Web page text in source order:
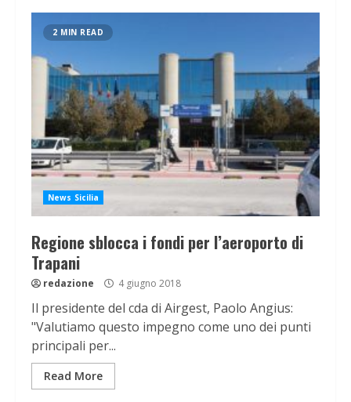
2 MIN READ
News Sicilia
Regione sblocca i fondi per l’aeroporto di
Trapani
redazione 4 giugno 2018
Il presidente del cda di Airgest, Paolo Angius:
"Valutiamo questo impegno come uno dei punti
principali per...
Read More